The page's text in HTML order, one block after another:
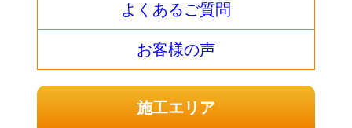
よくあるご質問
お客様の声
施工エリア